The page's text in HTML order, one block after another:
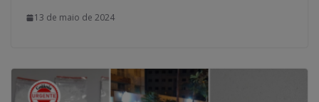
13 de maio de 2024